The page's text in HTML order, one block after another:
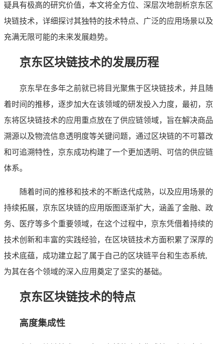
疑具有极高的研究价值，本文将全方位、深层次地剖析京东区
块链技术，详细探讨其独特的技术特点、广泛的应用场景以及
充满无限可能的未来发展趋势。
京东区块链技术的发展历程
京东早在多年之前就已将目光聚焦于区块链技术，并且随
着时间的推移，逐步加大在该领域的研发投入力度，最初，京
东将区块链技术的应用重点放在了供应链领域，旨在解决商品
溯源以及物流信息透明度等关键问题，通过区块链的不可篡改
和可追溯特性，京东成功构建了一个更加透明、可信的供应链
体系。
随着时间的推移和技术的不断迭代成熟，以及应用场景的
持续拓展，京东区块链的应用版图逐渐扩大，涵盖了金融、政
务、医疗等多个重要领域，在这个过程中，京东凭借着持续的
技术创新和丰富的实践经验，在区块链技术方面积累了深厚的
技术底蕴，成功建立起了属于自己的区块链平台和生态系统,
为其在各个领域的深入应用奠定了坚实的基础。
京东区块链技术的特点
高度集成性